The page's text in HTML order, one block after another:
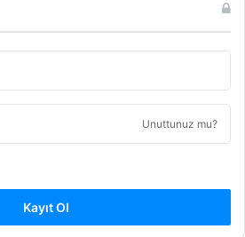
Unuttunuz mu?
Kayıt Ol